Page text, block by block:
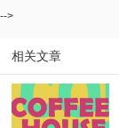
-->
相关文章